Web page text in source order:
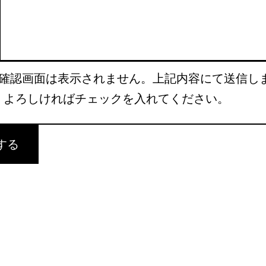
認画面は表示されません。上記内容にて送信し
よろしければチェックを入れてください。
る